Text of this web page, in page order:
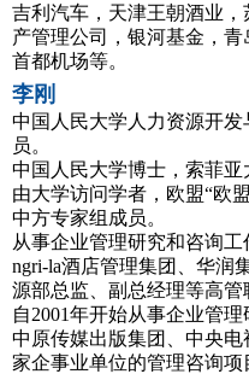
吉利汽车，天津王朝酒业
产管理公司，银河基金，青
首都机场等。
李刚
中国人民大学人力资源开
员。
中国人民大学博士，索菲
由大学访问学者，欧盟“欧
中方专家组成员。
从事企业管理研究和咨询工
ngri-la酒店管理集团、华润
源部总监、副总经理等高管
自2001年开始从事企业管
中原传媒出版集团、中央
家企事业单位的管理咨询